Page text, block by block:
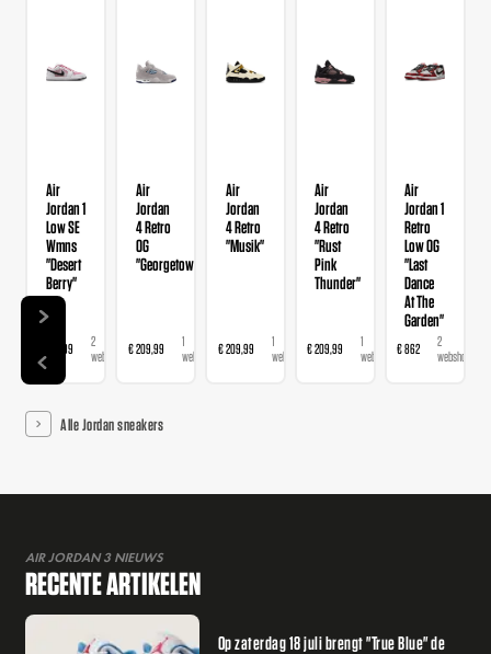
Air
Jordan 1
Low SE
Wmns
"Desert
Berry"
€ 139,99
2
webshops
Air
Jordan
4 Retro
OG
"Georgetown"
€ 209,99
1
webshop
Air
Jordan
4 Retro
"Musik"
€ 209,99
1
webshop
Air
Jordan
4 Retro
"Rust
Pink
Thunder"
€ 209,99
1
webshop
Air
Jordan 1
Retro
Low OG
"Last
Dance
At The
Garden"
€ 862
2
webshops
Alle Jordan sneakers
AIR JORDAN 3 NIEUWS
RECENTE ARTIKELEN
Op zaterdag 18 juli brengt "True Blue" de